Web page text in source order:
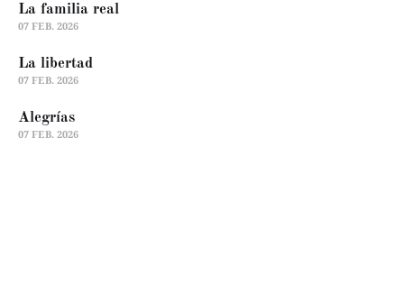
La familia real
07 FEB. 2026
La libertad
07 FEB. 2026
Alegrías
07 FEB. 2026